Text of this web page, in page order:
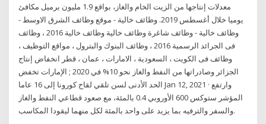
معدلات إنتاجها من الزيت الخام والغاز، بواقع 1.9 مليون برميل مكافئ
يوميا خلال أغسطس 2019. وظائف خالية - موقع وظائف الشرق الاوسط -
وظائف خالية - وظائف شاغرة وظائف خالية وظائف خالية 2016 ، وظائف
فى الجرائد الرسمية 2016 ، وظائف البنوك والبترول ، مواقع التوظيف ،
وظائف فى الكويت ، السعودية ، الامارات ، عمان ، قطر انخفاض إنتاج
الجزائر وصادراتها من النفط والغاز نحو 10% في 2020 ; الإمارات تخفض
الحد الأدنى لسن تلقي لقاح كورونا إلى 16 عاما Jan 12, 2021 · وارتفع
المؤشر ستوكس 600 الأوروبي 0.4 بالمئة، مع صعود قطاعي النفط والغاز
والسفر والترفيه بما يزيد على واحد بالمئة لكل منهما ليقودا المكاسب.